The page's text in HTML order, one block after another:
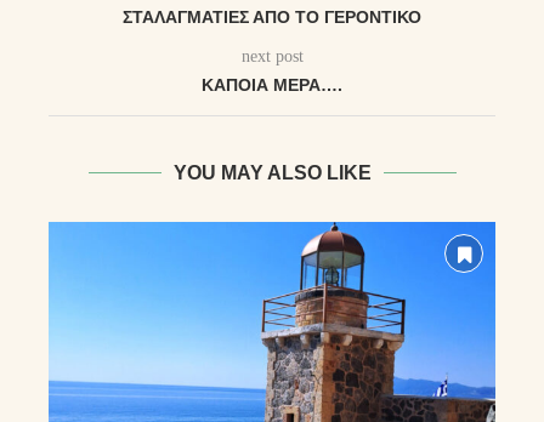
ΣΤΑΛΑΓΜΑΤΙΈΣ ΑΠΌ ΤΟ ΓΕΡΟΝΤΙΚΌ
next post
ΚΆΠΟΙΑ ΜΈΡΑ….
YOU MAY ALSO LIKE